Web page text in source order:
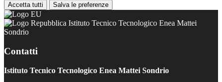
Accetta tutti Salva le preferenze
Istituto Tecnico Tecnologico Enea Mattei
Sondrio
Contatti
Istituto Tecnico Tecnologico Enea Mattei Sondrio